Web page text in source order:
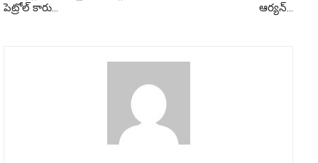
పెట్రోల్ కారు…
ఆర్యన్…